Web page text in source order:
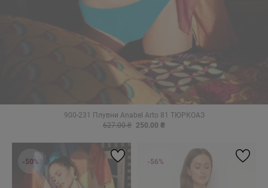
900-231 Плувни Anabel Arto 81 ТЮРКОАЗ
627.00 ₴ 250.00 ₴
-50% -56%